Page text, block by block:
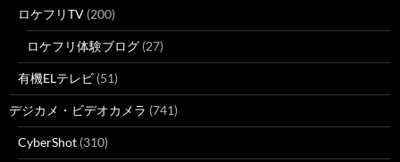
ロケフリTV (200)
ロケフリ体験ブログ (27)
有機ELテレビ (51)
デジカメ・ビデオカメラ (741)
CyberShot (310)